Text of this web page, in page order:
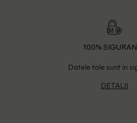
100%
Datele tale sunt in
DETALII